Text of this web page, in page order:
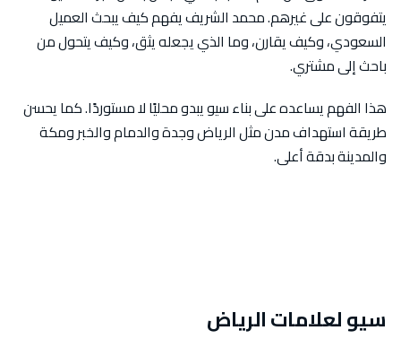
يتفوقون على غيرهم. محمد الشريف يفهم كيف يبحث العميل
السعودي، وكيف يقارن، وما الذي يجعله يثق، وكيف يتحول من
باحث إلى مشتري.
هذا الفهم يساعده على بناء سيو يبدو محليًا لا مستوردًا. كما يحسن
طريقة استهداف مدن مثل الرياض وجدة والدمام والخبر ومكة
والمدينة بدقة أعلى.
سيو لعلامات الرياض